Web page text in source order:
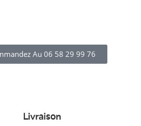
Au 06 58 29 99 76
Livraison